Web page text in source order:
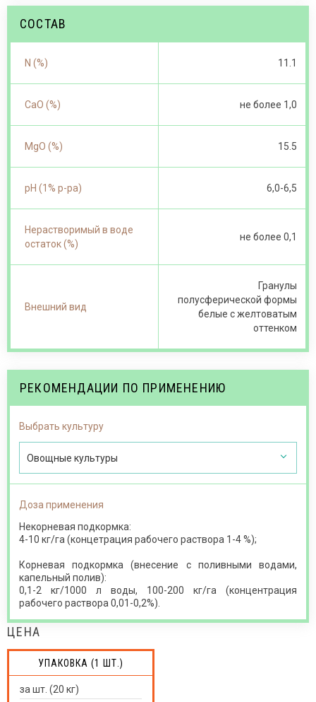
СОСТАВ
N (%) 11.1
CaO (%) не более 1,0
MgO (%) 15.5
pH (1% p-pa) 6,0-6,5
Нерастворимый в воде
остаток (%)
не более 0,1
Внешний вид
Гранулы
полусферической формы
белые с желтоватым
оттенком
РЕКОМЕНДАЦИИ ПО ПРИМЕНЕНИЮ
Выбрать культуру
Овощные культуры
Доза применения
Некорневая подкормка:
4-10 кг/га (концетрация рабочего раствора 1-4 %);
Корневая подкормка (внесение с поливными водами,
капельный полив):
0,1-2 кг/1000 л воды, 100-200 кг/га (концентрация
рабочего раствора 0,01-0,2%).
ЦЕНА
УПАКОВКА (1 ШТ.)
за шт. (20 кг)